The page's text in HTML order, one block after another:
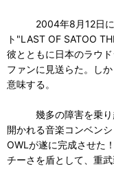
2004年8月12日には
ト"LAST OF SATOO
彼とともに日本のラウ
ファンに見送らた。し
意味する。
幾多の障害を乗り越
開かれる音楽コンベン
OWLが遂に完成させた
チーさを盾として、重